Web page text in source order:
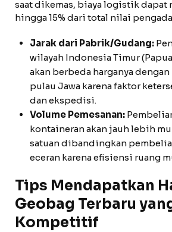
saat dikemas, biaya logistik dapat
hingga 15% dari total nilai
Jarak dari Pabrik/Gudang:
wilayah Indonesia Timur
akan berbeda harganya
pulau Jawa karena faktor
dan ekspedisi.
Volume Pemesanan:
kontaineran akan jauh lebih
satuan dibandingkan
eceran karena efisiensi ruang
Tips Mendapatkan
Geobag Terbaru
Kompetitif